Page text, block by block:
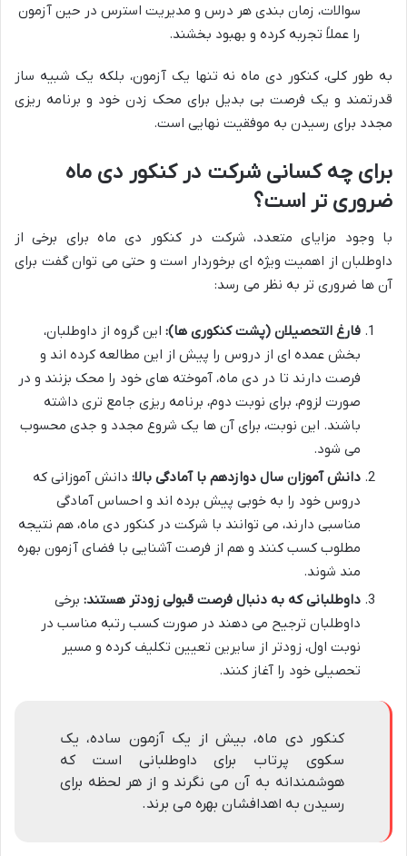
سوالات، زمان بندی هر درس و مدیریت استرس در حین آزمون
را عملاً تجربه کرده و بهبود بخشند.
به طور کلی، کنکور دی ماه نه تنها یک آزمون، بلکه یک شبیه ساز
قدرتمند و یک فرصت بی بدیل برای محک زدن خود و برنامه ریزی
مجدد برای رسیدن به موفقیت نهایی است.
برای چه کسانی شرکت در کنکور دی ماه
ضروری تر است؟
با وجود مزایای متعدد، شرکت در کنکور دی ماه برای برخی از
داوطلبان از اهمیت ویژه ای برخوردار است و حتی می توان گفت برای
آن ها ضروری تر به نظر می رسد:
فارغ التحصیلان (پشت کنکوری ها): این گروه از داوطلبان،
بخش عمده ای از دروس را پیش از این مطالعه کرده اند و
فرصت دارند تا در دی ماه، آموخته های خود را محک بزنند و در
صورت لزوم، برای نوبت دوم، برنامه ریزی جامع تری داشته
باشند. این نوبت، برای آن ها یک شروع مجدد و جدی محسوب
می شود.
دانش آموزان سال دوازدهم با آمادگی بالا: دانش آموزانی که
دروس خود را به خوبی پیش برده اند و احساس آمادگی
مناسبی دارند، می توانند با شرکت در کنکور دی ماه، هم نتیجه
مطلوب کسب کنند و هم از فرصت آشنایی با فضای آزمون بهره
مند شوند.
داوطلبانی که به دنبال فرصت قبولی زودتر هستند: برخی
داوطلبان ترجیح می دهند در صورت کسب رتبه مناسب در
نوبت اول، زودتر از سایرین تعیین تکلیف کرده و مسیر
تحصیلی خود را آغاز کنند.
کنکور دی ماه، بیش از یک آزمون ساده، یک
سکوی پرتاب برای داوطلبانی است که
هوشمندانه به آن می نگرند و از هر لحظه برای
رسیدن به اهدافشان بهره می برند.